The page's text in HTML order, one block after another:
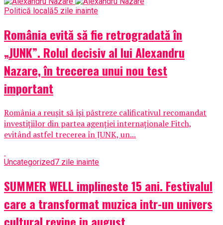
Politică locală5 zile inainte
România evită să fie retrogradată în
„JUNK”. Rolul decisiv al lui Alexandru
Nazare, în trecerea unui nou test
important
România a reușit să își păstreze calificativul recomandat
investițiilor din partea agenției internaționale Fitch,
evitând astfel trecerea în JUNK, un...
Uncategorized7 zile inainte
SUMMER WELL implineste 15 ani. Festivalul
care a transformat muzica intr-un univers